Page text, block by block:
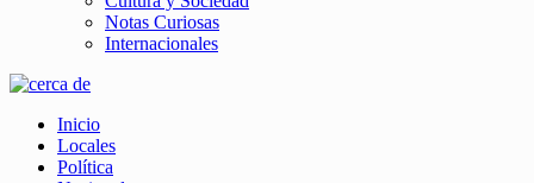
Notas Curiosas
Internacionales
Inicio
Locales
Política